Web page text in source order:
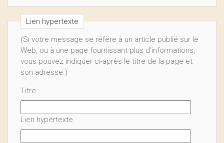
Lien hypertexte
(Si votre message se réfère à un article publié sur le
Web, ou à une page fournissant plus d’informations,
vous pouvez indiquer ci-après le titre de la page et
son adresse.)
Titre
Lien hypertexte